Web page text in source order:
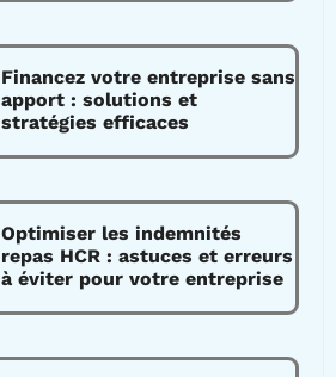
Financez votre entreprise sans
apport : solutions et
stratégies efficaces
Optimiser les indemnités
repas HCR : astuces et erreurs
à éviter pour votre entreprise